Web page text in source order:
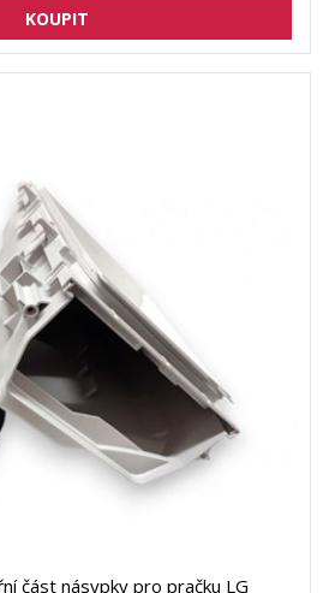
část násypky pro pračku LG